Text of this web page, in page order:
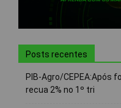
Posts recentes
PIB-Agro/CEPEA:Após
recua 2% no 1º tri